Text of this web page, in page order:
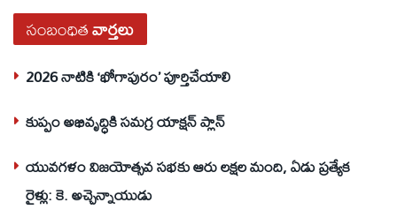
సంబంధితవార్తలు
2026 నాటికి ‘భోగాపురం’ పూర్తిచేయాలి
కుప్పం అభివృద్ధికి సమగ్ర యాక్షన్‌ ప్లాన్‌
యువగళం విజయోత్సవ సభకు ఆరు లక్షల మంది, ఏడు ప్రత్యేక
రైళ్లు: కె. అచ్చెన్నాయుడు